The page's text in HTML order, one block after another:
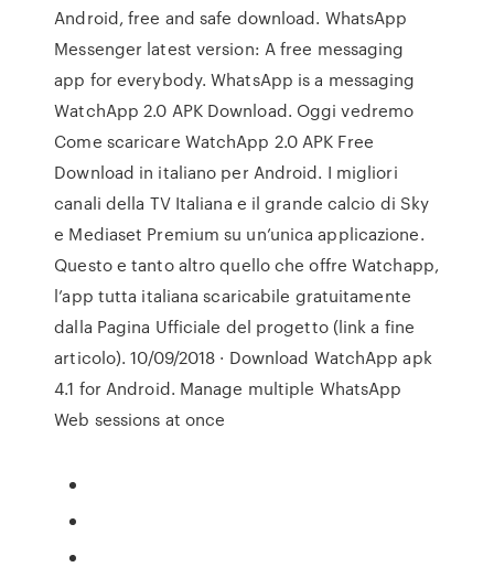
Android, free and safe download. WhatsApp
Messenger latest version: A free messaging
app for everybody. WhatsApp is a messaging
WatchApp 2.0 APK Download. Oggi vedremo
Come scaricare WatchApp 2.0 APK Free
Download in italiano per Android. I migliori
canali della TV Italiana e il grande calcio di Sky
e Mediaset Premium su un’unica applicazione.
Questo e tanto altro quello che offre Watchapp,
l’app tutta italiana scaricabile gratuitamente
dalla Pagina Ufficiale del progetto (link a fine
articolo). 10/09/2018 · Download WatchApp apk
4.1 for Android. Manage multiple WhatsApp
Web sessions at once